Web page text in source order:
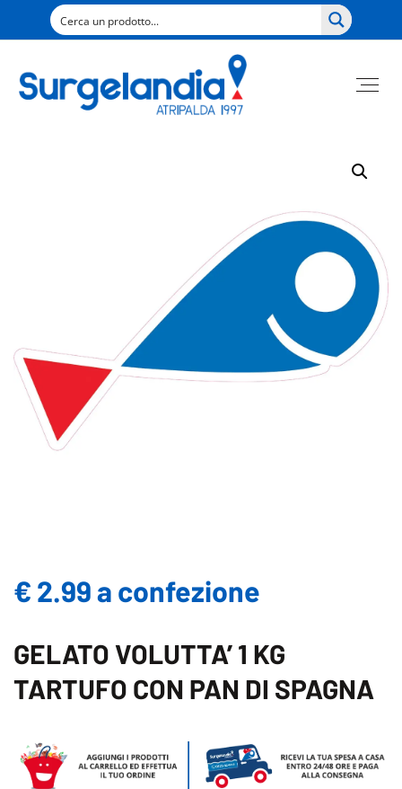
€ 2.99 a confezione
GELATO VOLUTTA’ 1 KG
TARTUFO CON PAN DI SPAGNA